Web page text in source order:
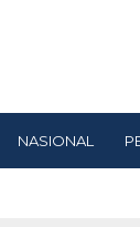
NASIONAL